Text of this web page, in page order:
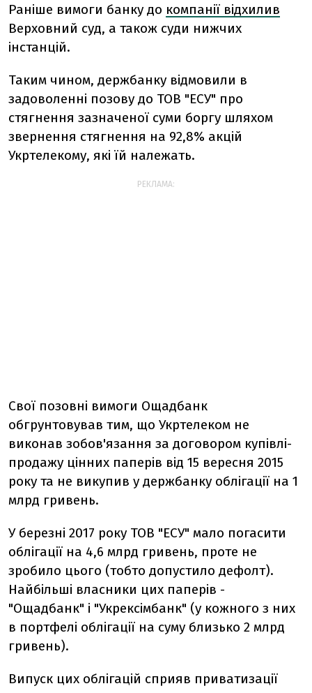
Раніше вимоги банку до компанії відхилив
Верховний суд, а також суди нижчих
інстанцій.
Таким чином, держбанку відмовили в
задоволенні позову до ТОВ "ЕСУ" про
стягнення зазначеної суми боргу шляхом
звернення стягнення на 92,8% акцій
Укртелекому, які їй належать.
РЕКЛАМА:
Свої позовні вимоги Ощадбанк
обгрунтовував тим, що Укртелеком не
виконав зобов'язання за договором купівлі-
продажу цінних паперів від 15 вересня 2015
року та не викупив у держбанку облігації на 1
млрд гривень.
У березні 2017 року ТОВ "ЕСУ" мало погасити
облігації на 4,6 млрд гривень, проте не
зробило цього (тобто допустило дефолт).
Найбільші власники цих паперів -
"Ощадбанк" і "Укрексімбанк" (у кожного з них
в портфелі облігації на суму близько 2 млрд
гривень).
Випуск цих облігацій сприяв приватизації